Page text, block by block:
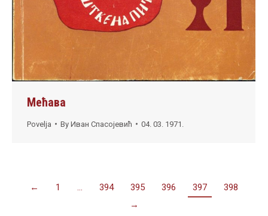
Мећава
Povelja By Иван Спасојевић 04. 03. 1971.
← 1 … 394 395 396 397
398
→